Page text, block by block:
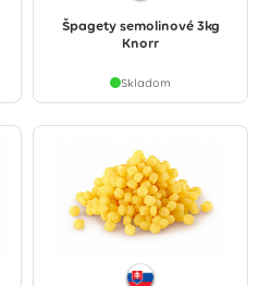
Špagety semolinové 3kg
Knorr
Skladom